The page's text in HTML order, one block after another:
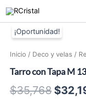
contenido
Inicio / Deco y velas /
Tarro con Tapa M
$35,768 El
$